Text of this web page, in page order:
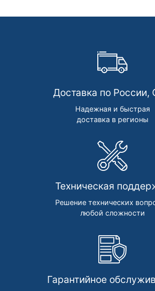
Доставка по России,
Надежная и быстрая
доставка в регионы
Техническая
Решение технических
любой сложности
Гарантийное